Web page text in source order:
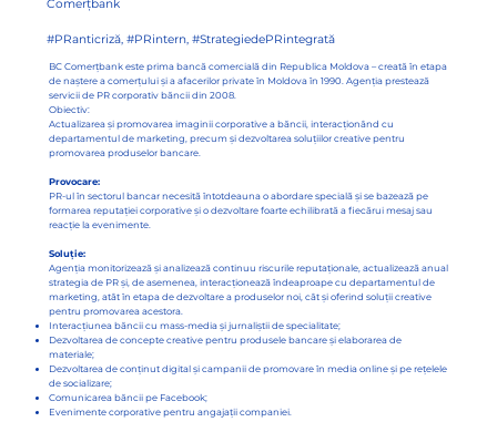
Comerțbank
#PRanticriză, #PRintern, #StrategiedePRintegrată
BC Comerțbank este prima bancă comercială din Republica Moldova – creată în etapa
de naștere a comerțului și a afacerilor private în Moldova în 1990. Agenția prestează
servicii de PR corporativ băncii din 2008.
Obiectiv:
Actualizarea și promovarea imaginii corporative a băncii, interacționând cu
departamentul de marketing, precum și dezvoltarea soluțiilor creative pentru
promovarea produselor bancare.
Provocare:
PR-ul în sectorul bancar necesită întotdeauna o abordare specială și se bazează pe
formarea reputației corporative și o dezvoltare foarte echilibrată a fiecărui mesaj sau
reacție la evenimente.
Soluție:
Agenția monitorizează și analizează continuu riscurile reputaționale, actualizează anual
strategia de PR și, de asemenea, interacționează îndeaproape cu departamentul de
marketing, atât în etapa de dezvoltare a produselor noi, cât și oferind soluții creative
pentru promovarea acestora.
Interacțiunea băncii cu mass-media și jurnaliștii de specialitate;
Dezvoltarea de concepte creative pentru produsele bancare și elaborarea de
materiale;
Dezvoltarea de conținut digital și campanii de promovare în media online și pe rețelele
de socializare;
Comunicarea băncii pe Facebook;
Evenimente corporative pentru angajații companiei.